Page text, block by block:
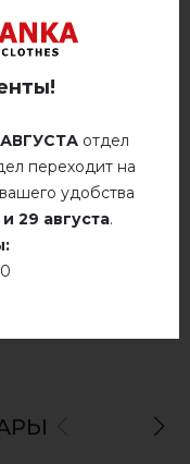
(бежевая)
C
110° C
виде
отдел
переходит на
удобства
и 29 августа.